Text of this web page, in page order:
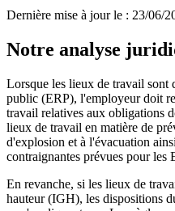
Dernière mise à jour le : 23/06/
Notre analyse
Lorsque les lieux de travail sont
public (ERP), l'employeur doit
travail relatives aux obligations
lieux de travail en matière de
d'explosion et à l'évacuation
contraignantes prévues pour les
En revanche, si les lieux de
hauteur (IGH), les dispositions